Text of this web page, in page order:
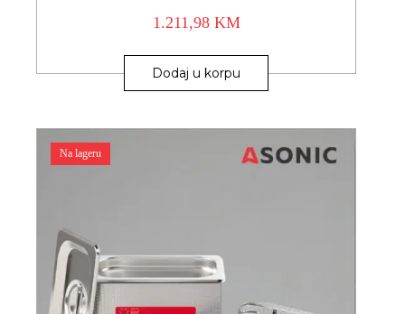
1.211,98 KM
Dodaj u korpu
Na lageru